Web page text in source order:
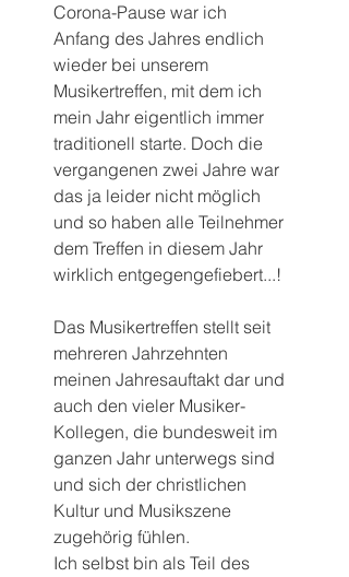
Corona-Pause war ich
Anfang des Jahres endlich
wieder bei unserem
Musikertreffen, mit dem ich
mein Jahr eigentlich immer
traditionell starte. Doch die
vergangenen zwei Jahre war
das ja leider nicht möglich
und so haben alle Teilnehmer
dem Treffen in diesem Jahr
wirklich entgegengefiebert...!
Das Musikertreffen stellt seit
mehreren Jahrzehnten
meinen Jahresauftakt dar und
auch den vieler Musiker-
Kollegen, die bundesweit im
ganzen Jahr unterwegs sind
und sich der christlichen
Kultur und Musikszene
zugehörig fühlen.
Ich selbst bin als Teil des